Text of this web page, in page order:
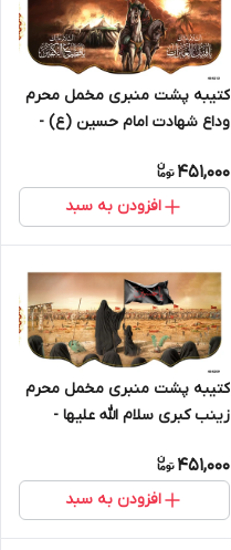
کتیبه پشت منبری مخمل محرم
وداع شهادت امام حسین (ع) -
451,000
افزودن به سبد
کتیبه پشت منبری مخمل محرم
زینب کبری سلام الله علیها -
451,000
افزودن به سبد